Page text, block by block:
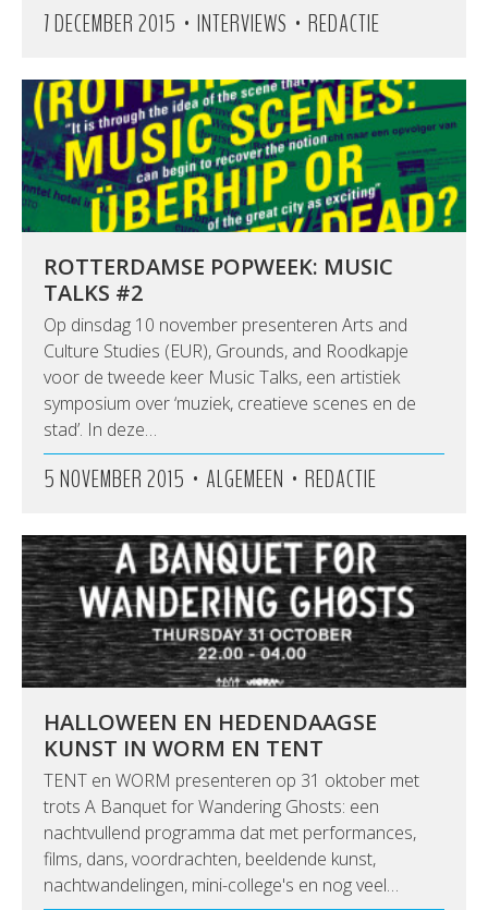
7 DECEMBER 2015 • INTERVIEWS • REDACTIE
ROTTERDAMSE POPWEEK: MUSIC
TALKS #2
Op dinsdag 10 november presenteren Arts and
Culture Studies (EUR), Grounds, and Roodkapje
voor de tweede keer Music Talks, een artistiek
symposium over ‘muziek, creatieve scenes en de
stad’. In deze…
5 NOVEMBER 2015 • ALGEMEEN • REDACTIE
HALLOWEEN EN HEDENDAAGSE
KUNST IN WORM EN TENT
TENT en WORM presenteren op 31 oktober met
trots A Banquet for Wandering Ghosts: een
nachtvullend programma dat met performances,
films, dans, voordrachten, beeldende kunst,
nachtwandelingen, mini-college's en nog veel…